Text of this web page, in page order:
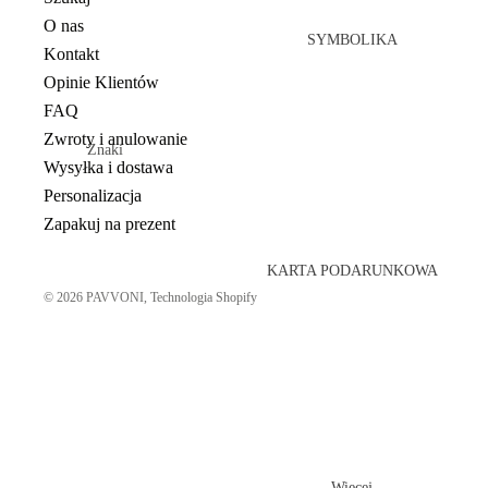
Zestawy
i Córki
Zaręczyny
Wieczór
Boże
Narodzenie
SYMBOLIKA
Znaki
zodiaku
Znaczenie
kamieni
KARTA PODARUNKOWA
O nas
Kontakt
Opinie Klientów
FAQ
Zwroty i anulowanie
Wysyłka i dostawa
Personalizacja
Zapakuj na prezent
© 2026 PAVVONI, Technologia Shopify